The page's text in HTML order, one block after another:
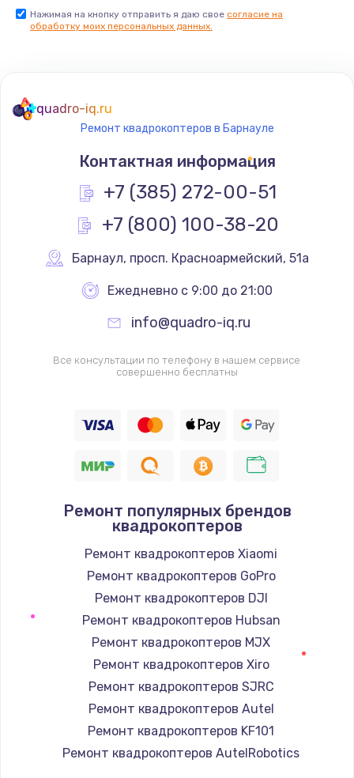
Заказать
Замена термостата
1200 руб.
Заказать
Замена реле
Замена термопредохранителя
700 руб.
Заказать
2500 руб.
1400 руб.
Заказать
Замена / ремонт электронного модуля
Заказать
Заказать
Нажимая на кнопку отправить я даю свое согласие на
обработку моих персональных данных.
quadro-iq.ru
Ремонт квадрокоптеров в Барнауле
Контактная информация
+7 (385) 272-00-51
+7 (800) 100-38-20
Барнаул, просп. Красноармейский, 51а
Ежедневно с 9:00 до 21:00
info@quadro-iq.ru
Все консультации по телефону в нашем сервисе
совершенно бесплатны
Ремонт популярных брендов
квадрокоптеров
Ремонт квадрокоптеров Xiaomi
Ремонт квадрокоптеров GoPro
Ремонт квадрокоптеров DJI
Ремонт квадрокоптеров Hubsan
Ремонт квадрокоптеров MJX
Ремонт квадрокоптеров Xiro
Ремонт квадрокоптеров SJRC
Ремонт квадрокоптеров Autel
Ремонт квадрокоптеров KF101
Ремонт квадрокоптеров AutelRobotics